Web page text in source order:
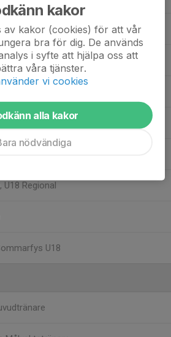
, U18 Regional
U18
kakor
av kakor (cookies) för att vår
bra för dig. De används
i syfte att hjälpa oss att
våra tjänster.
vi cookies
alla kakor
nödvändiga